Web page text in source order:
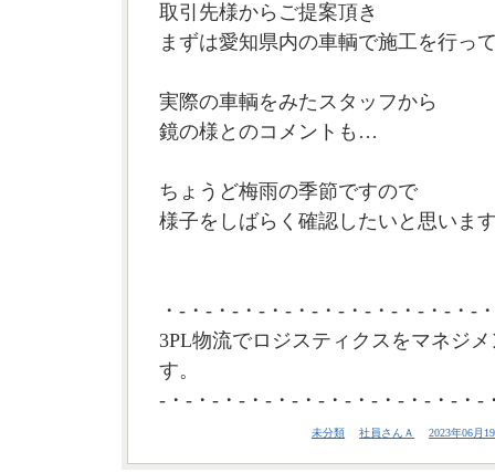
取引先様からご提案頂き
まずは愛知県内の車輌で施工を行っ
実際の車輌をみたスタッフから
鏡の様とのコメントも…
ちょうど梅雨の季節ですので
様子をしばらく確認したいと思いま
・-・-・-・-・-・-・-・-・-・-・-・-
3PL物流でロジスティクスをマネジ
す。
-・-・-・-・-・-・-・-・-・-・-・-・-
未分類 社員さんＡ 2023年06月